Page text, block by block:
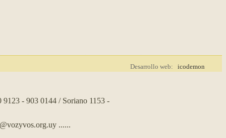
9123 - 903 0144 / Soriano 1153 -
......
Desarrollo web: icodemon